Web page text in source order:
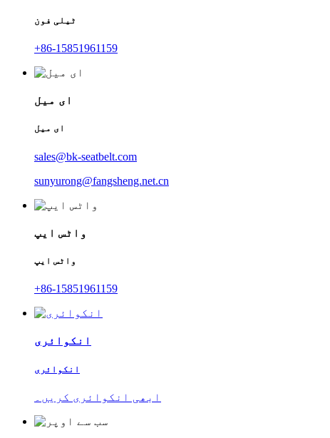
ٹیلی فون
+86-15851961159
ای میل
ای میل
sales@bk-seatbelt.com
sunyurong@fangsheng.net.cn
واٹس ایپ
واٹس ایپ
+86-15851961159
انکوائری
انکوائری
ابھی انکوائری کریں۔